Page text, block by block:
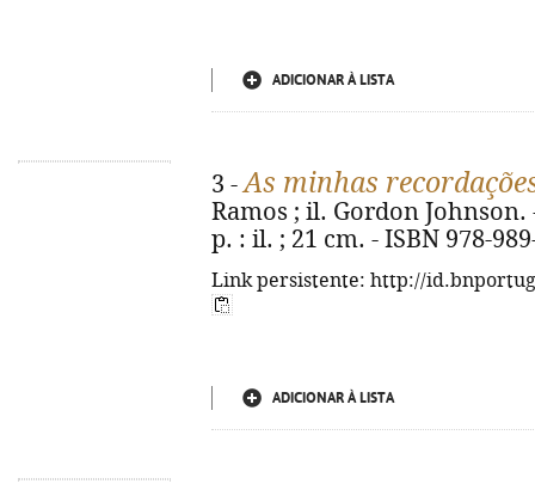
ADICIONAR À LISTA
3 -As minhas
Ramos ; il. Gordon Johnson.
p. : il. ; 21 cm. - ISBN 978-
Link persistente: http://
ADICIONAR À LISTA